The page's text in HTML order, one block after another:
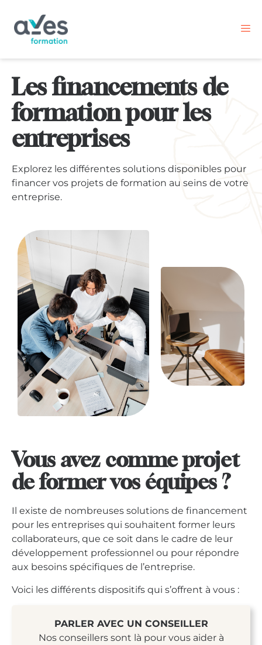
Les financements de
formation pour les
entreprises
Explorez les différentes solutions disponibles pour
financer vos projets de formation au seins de votre
entreprise.
Vous avez comme projet
de former vos équipes ?
Il existe de nombreuses solutions de financement
pour les entreprises qui souhaitent former leurs
collaborateurs, que ce soit dans le cadre de leur
développement professionnel ou pour répondre
aux besoins spécifiques de l’entreprise.
Voici les différents dispositifs qui s’offrent à vous :
PARLER AVEC UN CONSEILLER
Nos conseillers sont là pour vous aider à